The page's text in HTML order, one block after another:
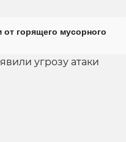
горящего мусорного